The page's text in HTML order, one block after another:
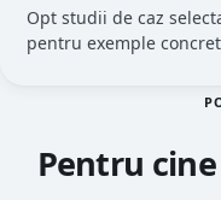
Opt studii de caz
pentru exemple
Pentru